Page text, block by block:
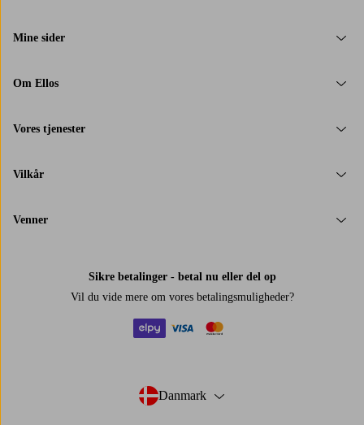
Mine sider
Om Ellos
Vores tjenester
Vilkår
Venner
Sikre betalinger - betal nu eller del op
Vil du vide mere om vores betalingsmuligheder?
Danmark
- Vælg land